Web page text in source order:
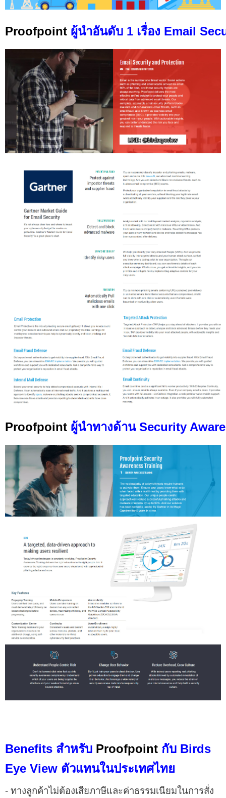
Proofpoint ผู้นำอันดับ 1 เรื่อง Email
Proofpoint ผู้นำทางด้าน Security
Benefits สำหรับ Proofpoint กับ Birds
Eye View ตัวแทนในประเทศไทย
- ทางลูกค้าไม่ต้องเสียภาษีและค่าธรรมเนียมในการสั่ง